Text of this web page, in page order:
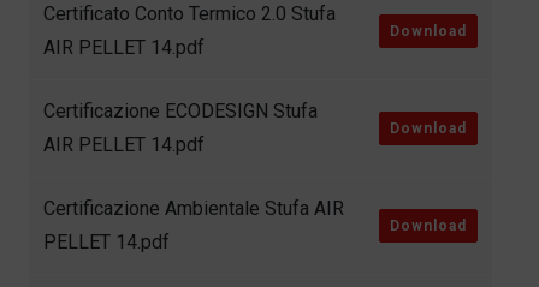
Certificato Conto Termico 2.0 Stufa
AIR PELLET 14.pdf
Download
Certificazione ECODESIGN Stufa
AIR PELLET 14.pdf
Download
Certificazione Ambientale Stufa AIR
PELLET 14.pdf
Download